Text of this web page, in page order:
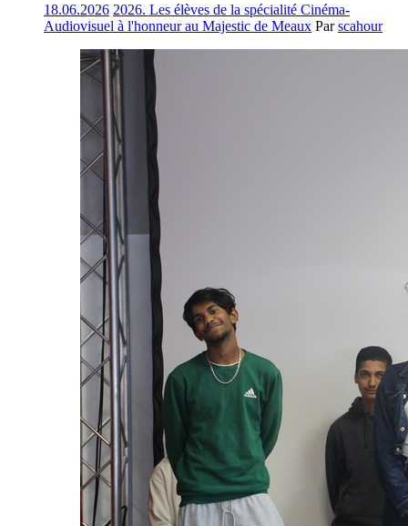
18.06.2026 2026. Les élèves de la spécialité Cinéma-
Audiovisuel à l'honneur au Majestic de Meaux Parscahour